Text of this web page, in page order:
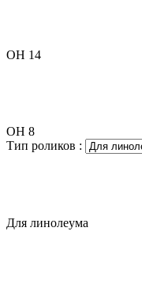
OH 14
OH 8
Тип роликов :
Для линолеума